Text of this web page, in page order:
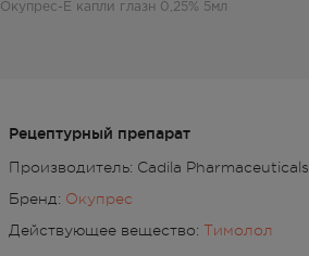
Окупрес-Е капли глазн 0,25% 5мл
Рецептурный препарат
Производитель: Cadila Pharmaceuticals
Бренд: Окупрес
Действующее вещество: Тимолол